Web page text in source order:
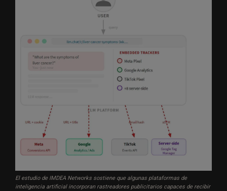
El estudio de IMDEA Networks sostiene que algunas plataformas de
inteligencia artificial incorporan rastreadores publicitarios capaces de recibir